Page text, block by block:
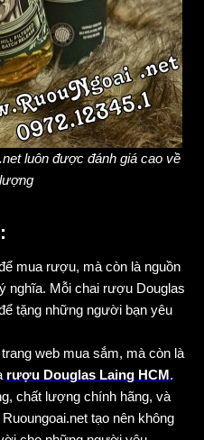
luôn được đánh giá cao về
mua rượu, mà còn là nguồn
nghĩa. Mỗi chai rượu Douglas
tặng những người bạn yêu
web mua sắm, mà còn là
rượu Douglas Laing HCM .
chất lượng chính hãng, và
tạo nên không